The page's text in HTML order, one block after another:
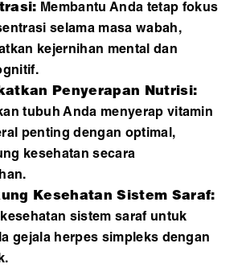
Membantu Anda tetap fokus
selama masa wabah,
kejernihan mental dan
Penyerapan Nutrisi:
tubuh Anda menyerap vitamin
penting dengan optimal,
kesehatan secara
Kesehatan Sistem Saraf:
sistem saraf untuk
gejala herpes simpleks dengan